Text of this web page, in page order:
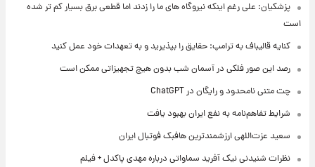
پزشکیان: علی رغم اینکه نیروگاه های ما را زدند اما قطعی برق بسیار کم تر شده
است
کنایه قالیباف به ترامپ: حقایق را بپذیرید و به تعهدات خود عمل کنید
رصد این صور فلکی در آسمان شب بدون هیچ تجهیزاتی ممکن است
چت متنی نامحدود و رایگان در ChatGPT
شرایط تفاهم‌نامه به نفع ایران بهبود یافت
سعید عزت‌اللهی ارزشمندترین هافبک فوتبال ایران
نظرات شنیدنی نیک آفرید سماواتی درباره مهدی پاکدل + فیلم